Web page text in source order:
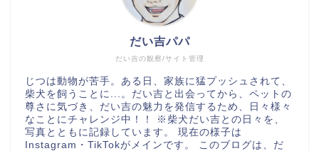
だい吉の観察/サイト管理
だい吉パパ
じつは動物が苦手。ある日、家族に猛プッシュされて、
柴犬を飼うことに...。だい吉と出会ってから、ペットの
尊さに気づき、だい吉の魅力を発信するため、日々様々
なことにチャレンジ中！！ ※柴犬だい吉との日々を、
写真とともに記録しています。 現在の様子は
Instagram・TikTokがメインです。 このブログは、だ